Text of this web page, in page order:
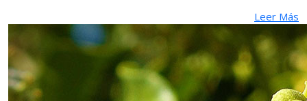
Leer Más